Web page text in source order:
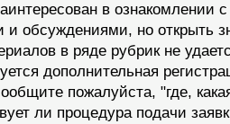
в ознакомлении
и обсуждениями, но открыть
в ряде рубрик не
дополнительная
пожалуйста, "где,
ли процедура подачи